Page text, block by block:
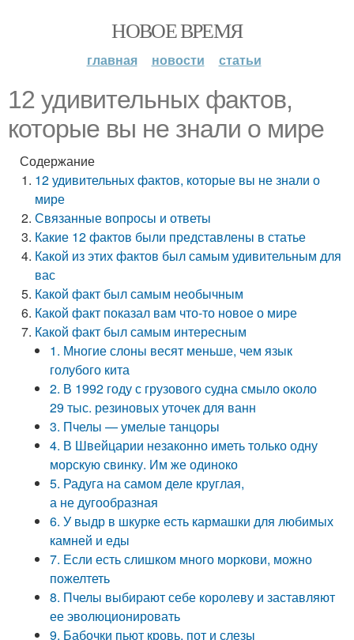
НОВОЕ ВРЕМЯ
главная новости статьи
12 удивительных фактов,
которые вы не знали о мире
Содержание
12 удивительных фактов, которые вы не знали о
мире
Связанные вопросы и ответы
Какие 12 фактов были представлены в статье
Какой из этих фактов был самым удивительным для
вас
Какой факт был самым необычным
Какой факт показал вам что-то новое о мире
Какой факт был самым интересным
1. Многие слоны весят меньше, чем язык
голубого кита
2. В 1992 году с грузового судна смыло около
29 тыс. резиновых уточек для ванн
3. Пчелы — умелые танцоры
4. В Швейцарии незаконно иметь только одну
морскую свинку. Им же одиноко
5. Радуга на самом деле круглая,
а не дугообразная
6. У выдр в шкурке есть кармашки для любимых
камней и еды
7. Если есть слишком много моркови, можно
пожелтеть
8. Пчелы выбирают себе королеву и заставляют
ее эволюционировать
9. Бабочки пьют кровь, пот и слезы